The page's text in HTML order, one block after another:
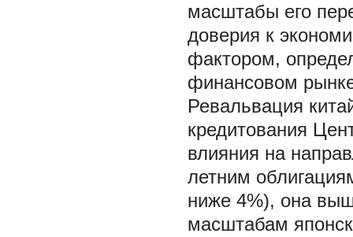
масштабы его
доверия к
фактором,
финансовом
Ревальвация
кредитования
влияния на
летним
ниже 4%), она
масштабам